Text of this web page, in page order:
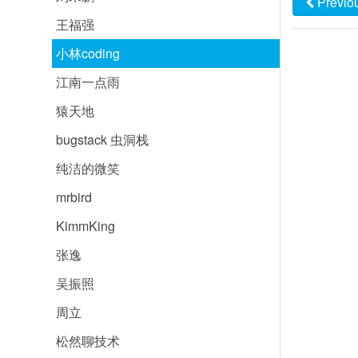
王福强
小林coding
江南一点雨
猿天地
bugstack 虫洞栈
纯洁的微笑
mrbird
KimmKing
张逸
吴振照
周立
松然聊技术